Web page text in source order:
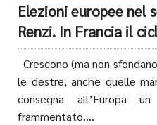
Elezioni europee nel
Renzi. In Francia il
Crescono (ma non
le destre, anche quelle
consegna all’Europa
frammentato....